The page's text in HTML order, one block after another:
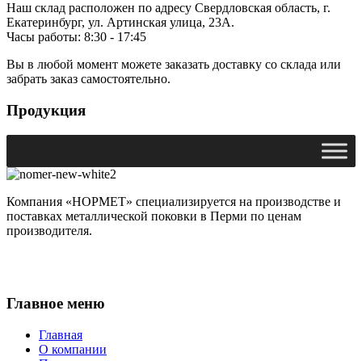
Наш склад расположен по адресу Свердловская область, г.
Екатеринбург, ул. Артинская улица, 23А.
Часы работы: 8:30 - 17:45
Вы в любой момент можете заказать доставку со склада или
забрать заказ самостоятельно.
Продукция
Компания «НОРМЕТ» специализируется на производстве и
поставках металлической поковки в Перми по ценам
производителя.
Главное меню
Главная
О компании